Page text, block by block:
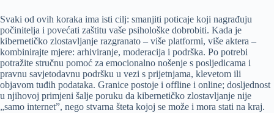
Svaki od ovih koraka ima isti cilj: smanjiti poticaje koji nagrađuju
počinitelja i povećati zaštitu vaše psihološke dobrobiti. Kada je
kibernetičko zlostavljanje razgranato – više platformi, više aktera –
kombinirajte mjere: arhiviranje, moderacija i podrška. Po potrebi
potražite stručnu pomoć za emocionalno nošenje s posljedicama i
pravnu savjetodavnu podršku u vezi s prijetnjama, klevetom ili
objavom tuđih podataka. Granice postoje i offline i online; dosljednost
u njihovoj primjeni šalje poruku da kibernetičko zlostavljanje nije
„samo internet”, nego stvarna šteta kojoj se može i mora stati na kraj.